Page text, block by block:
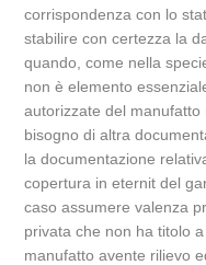
corrispondenza con lo
stabilire con certezza la
quando, come nella
non è elemento
autorizzate del
bisogno di altra
la documentazione
copertura in eternit del
caso assumere valenza
privata che non ha titolo
manufatto avente rilievo